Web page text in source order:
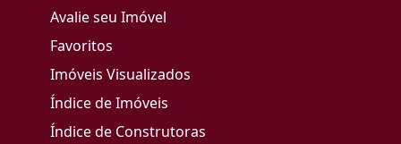
Avalie seu Imóvel
Favoritos
Imóveis Visualizados
Índice de Imóveis
Índice de Construtoras